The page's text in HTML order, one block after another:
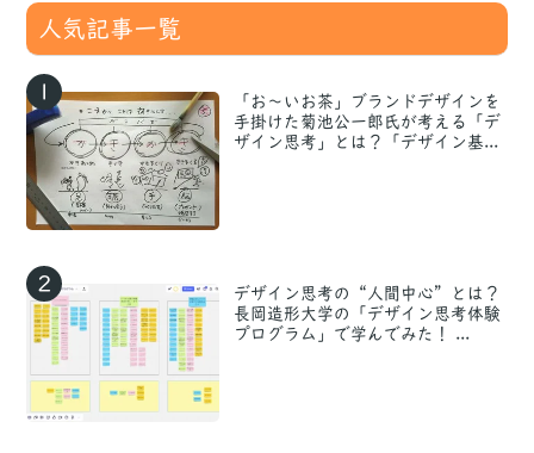
人気記事一覧
1
「お〜いお茶」ブランドデザインを
手掛けた菊池公一郎氏が考える「デ
ザイン思考」とは？「デザイン基...
2
デザイン思考の“人間中心”とは？
長岡造形大学の「デザイン思考体験
プログラム」で学んでみた！ ...